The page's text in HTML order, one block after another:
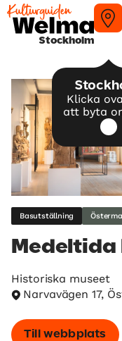
Stockholm
Klicka
att byta
Basutställning
Medeltida
Historiska museet
Narvavägen 17,
Till webbplats